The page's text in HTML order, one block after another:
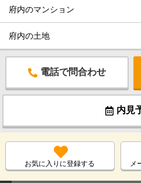
府内のマンション
府内の土地
電話で問合わせ
内見
お気に入りに登録する メ